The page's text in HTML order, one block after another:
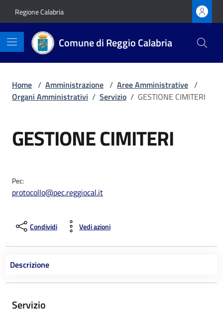
Regione Calabria
Comune di Reggio Calabria
Home / Amministrazione / Aree Amministrative /
Organi Amministrativi / Servizio / GESTIONE CIMITERI
GESTIONE CIMITERI
Pec:
protocollo@pec.reggiocal.it
Condividi Vedi azioni
Descrizione
Servizio